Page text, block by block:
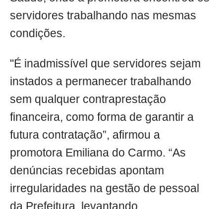
servidores trabalhando nas mesmas
condições.
"É inadmissível que servidores sejam
instados a permanecer trabalhando
sem qualquer contraprestação
financeira, como forma de garantir a
futura contratação”, afirmou a
promotora Emiliana do Carmo. “As
denúncias recebidas apontam
irregularidades na gestão de pessoal
da Prefeitura, levantando